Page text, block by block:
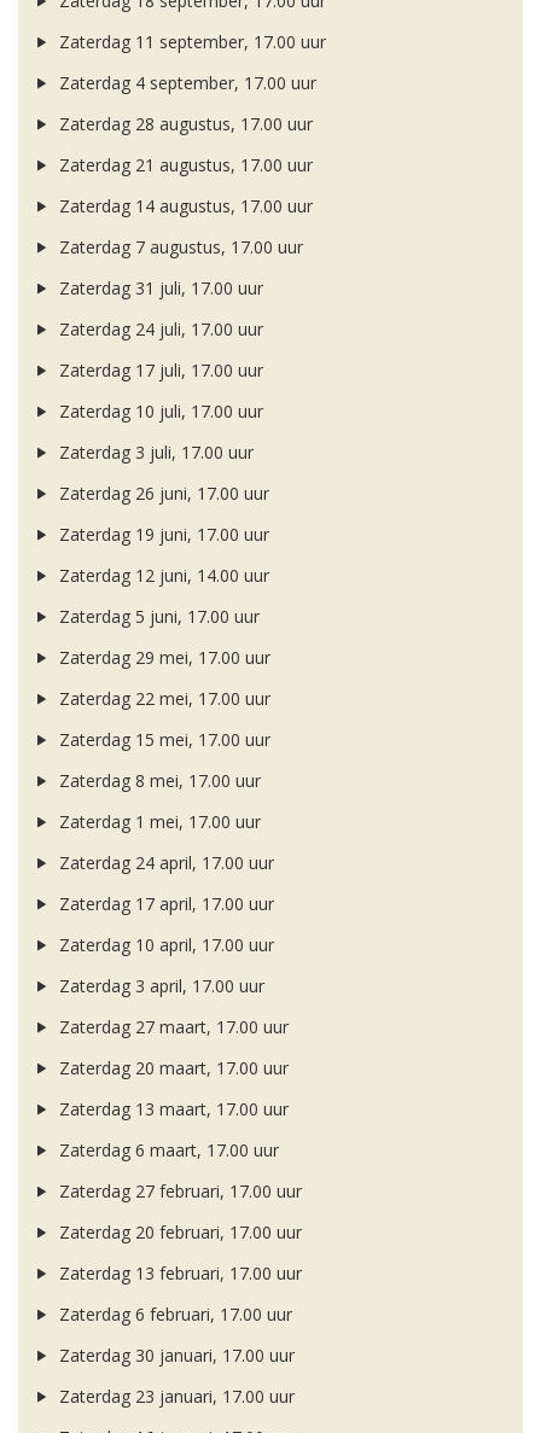
Zaterdag 11 september, 17.00 uur
Zaterdag 4 september, 17.00 uur
Zaterdag 28 augustus, 17.00 uur
Zaterdag 21 augustus, 17.00 uur
Zaterdag 14 augustus, 17.00 uur
Zaterdag 7 augustus, 17.00 uur
Zaterdag 31 juli, 17.00 uur
Zaterdag 24 juli, 17.00 uur
Zaterdag 17 juli, 17.00 uur
Zaterdag 10 juli, 17.00 uur
Zaterdag 3 juli, 17.00 uur
Zaterdag 26 juni, 17.00 uur
Zaterdag 19 juni, 17.00 uur
Zaterdag 12 juni, 14.00 uur
Zaterdag 5 juni, 17.00 uur
Zaterdag 29 mei, 17.00 uur
Zaterdag 22 mei, 17.00 uur
Zaterdag 15 mei, 17.00 uur
Zaterdag 8 mei, 17.00 uur
Zaterdag 1 mei, 17.00 uur
Zaterdag 24 april, 17.00 uur
Zaterdag 17 april, 17.00 uur
Zaterdag 10 april, 17.00 uur
Zaterdag 3 april, 17.00 uur
Zaterdag 27 maart, 17.00 uur
Zaterdag 20 maart, 17.00 uur
Zaterdag 13 maart, 17.00 uur
Zaterdag 6 maart, 17.00 uur
Zaterdag 27 februari, 17.00 uur
Zaterdag 20 februari, 17.00 uur
Zaterdag 13 februari, 17.00 uur
Zaterdag 6 februari, 17.00 uur
Zaterdag 30 januari, 17.00 uur
Zaterdag 23 januari, 17.00 uur